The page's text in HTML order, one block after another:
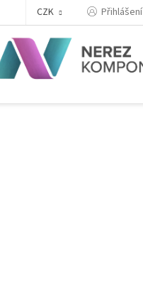
CZK Přihlášení